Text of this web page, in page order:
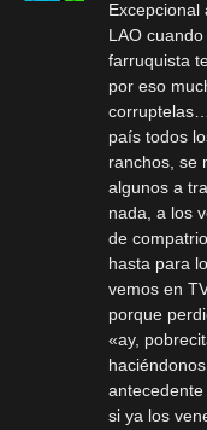
Excepcional
LAO
farruquista
por eso
país todos
ranchos, se
algunos a
nada, a los
de
hasta para
vemos en
porque
«ay,
si ya los